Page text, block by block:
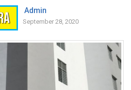
Admin
September 28, 2020